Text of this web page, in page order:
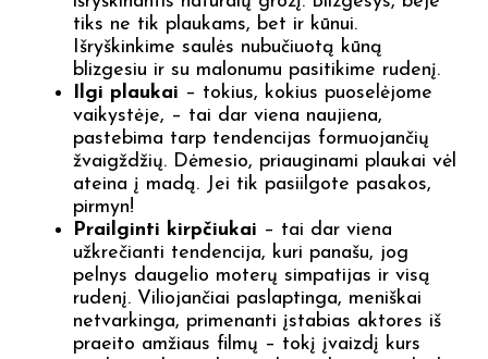
tiks ne tik plaukams, bet ir kūnui.
Išryškinkime saulės nubučiuotą kūną
blizgesiu ir su malonumu pasitikime rudenį.
Ilgi plaukai – tokius, kokius puoselėjome
vaikystėje, – tai dar viena naujiena,
pastebima tarp tendencijas formuojančių
žvaigždžių. Dėmesio, priauginami plaukai vėl
ateina į madą. Jei tik pasiilgote pasakos,
pirmyn!
Prailginti kirpčiukai – tai dar viena
užkrečianti tendencija, kuri panašu, jog
pelnys daugelio moterų simpatijas ir visą
rudenį. Viliojančiai paslaptinga, meniškai
netvarkinga, primenanti įstabias aktores iš
praeito amžiaus filmų – tokį įvaizdį kurs